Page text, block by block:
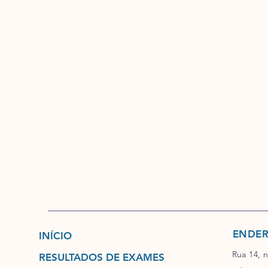
INÍCIO
RESULTADOS DE EXAMES
Rua 14,